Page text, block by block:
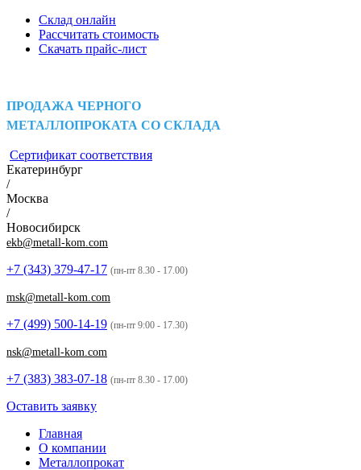
Склад онлайн
Рассчитать стоимость
Скачать прайс-лист
ПРОДАЖА ЧЕРНОГО
МЕТАЛЛОПРОКАТА СО СКЛАДА
Сертификат соответствия
Екатеринбург
/
Москва
/
Новосибирск
ekb@metall-kom.com
+7 (343) 379-47-17 (пн-пт 8.30 - 17.00)
msk@metall-kom.com
+7 (499) 500-14-19 (пн-пт 9:00 - 17.30)
nsk@metall-kom.com
+7 (383) 383-07-18 (пн-пт 8.30 - 17.00)
Оставить заявку
Главная
О компании
Металлопрокат